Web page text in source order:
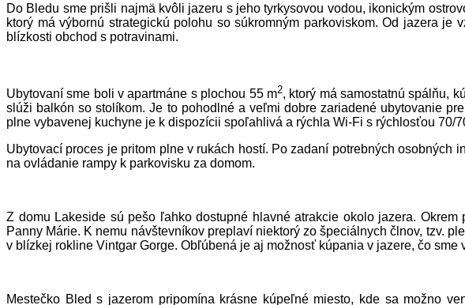
Do Bledu sme prišli najmä kvôli jazeru s jeho tyrkysovou vodou, ikonickým
ktorý má výbornú strategickú polohu so súkromným parkoviskom. Od jazera
blízkosti obchod s potravinami.
Ubytovaní sme boli v apartmáne s plochou 55 m2, ktorý má samostatnú spálňu,
slúži balkón so stolíkom. Je to pohodlné a veľmi dobre zariadené ubytovanie
plne vybavenej kuchyne je k dispozícii spoľahlivá a rýchla Wi-Fi s rýchlosťou 70/
Ubytovací proces je pritom plne v rukách hostí. Po zadaní potrebných
na ovládanie rampy k parkovisku za domom.
Z domu Lakeside sú pešo ľahko dostupné hlavné atrakcie okolo jazera.
Panny Márie. K nemu návštevníkov preplaví niektorý zo špeciálnych člnov, tzv.
v blízkej rokline Vintgar Gorge. Obľúbená je aj možnosť kúpania v jazere, čo sme
Mestečko Bled s jazerom pripomína krásne kúpeľné miesto, kde sa možno